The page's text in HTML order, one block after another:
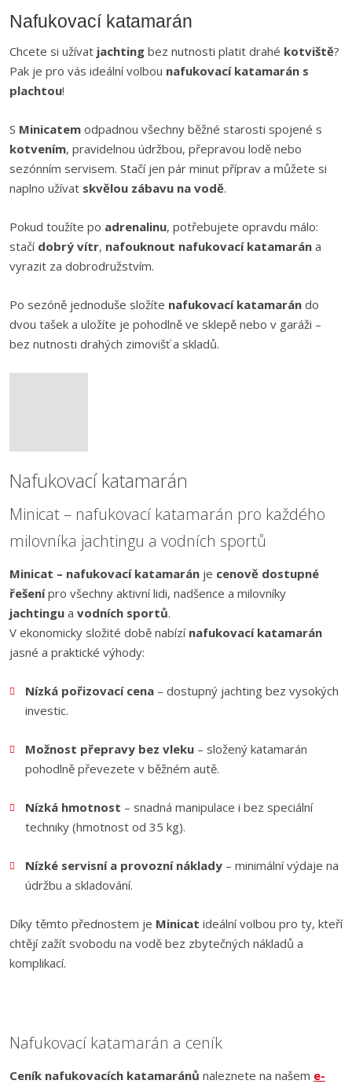
Nafukovací katamarán
Chcete si užívat jachting bez nutnosti platit drahé kotviště?
Pak je pro vás ideální volbou nafukovací katamarán s
plachtou!
S Minicatem odpadnou všechny běžné starosti spojené s
kotvením, pravidelnou údržbou, přepravou lodě nebo
sezónním servisem. Stačí jen pár minut příprav a můžete si
naplno užívat skvělou zábavu na vodě.
Pokud toužíte po adrenalinu, potřebujete opravdu málo:
stačí dobrý vítr, nafouknout nafukovací katamarán a
vyrazit za dobrodružstvím.
Po sezóně jednoduše složíte nafukovací katamarán do
dvou tašek a uložíte je pohodlně ve sklepě nebo v garáži –
bez nutnosti drahých zimovišť a skladů.
Nafukovací katamarán
Minicat – nafukovací katamarán pro každého
milovníka jachtingu a vodních sportů
Minicat – nafukovací katamarán je cenově dostupné
řešenípro všechny aktivní lidi, nadšence a milovníky
jachtingu a vodních sportů.
V ekonomicky složité době nabízí nafukovací katamarán
jasné a praktické výhody:
Nízká pořizovací cena– dostupný jachting bez vysokých
investic.
Možnost přepravy bez vleku– složený katamarán
pohodlně převezete v běžném autě.
Nízká hmotnost – snadná manipulace i bez speciální
techniky (hmotnost od 35 kg).
Nízké servisní a provozní náklady– minimální výdaje na
údržbu a skladování.
Díky těmto přednostem je Minicat ideální volbou pro ty, kteří
chtějí zažít svobodu na vodě bez zbytečných nákladů a
komplikací.
Nafukovací katamarán a ceník
Ceník nafukovacích katamaránů naleznete na našem e-